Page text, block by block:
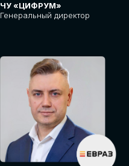
ЧУ «ЦИФРУМ»
Генеральный директор